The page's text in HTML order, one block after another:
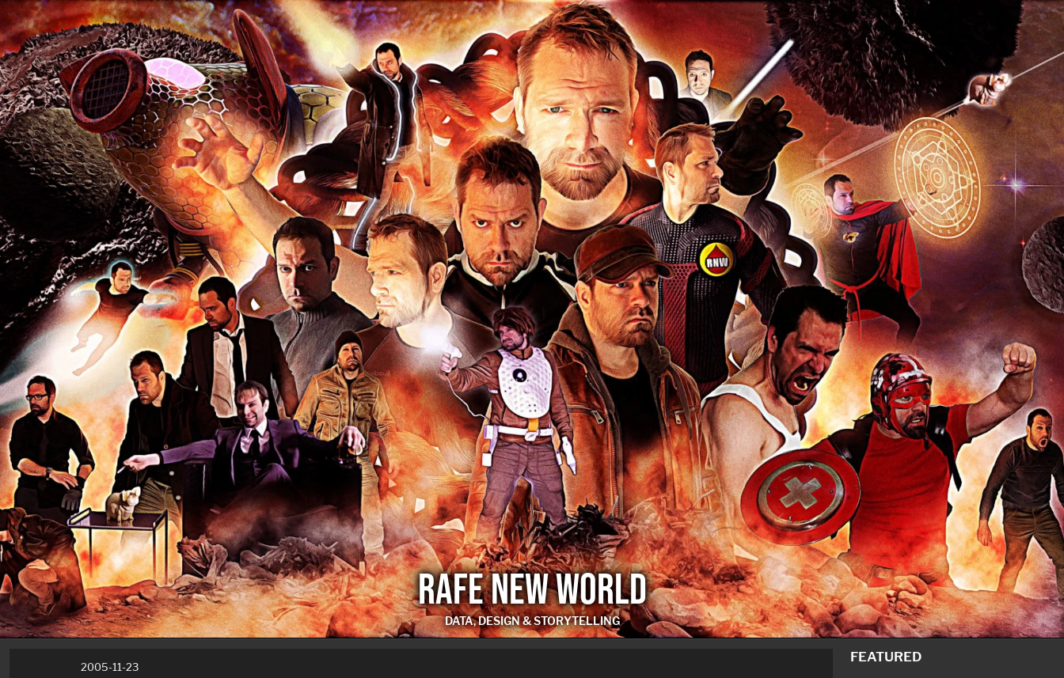
RAFE NEW WORLD
DATA, DESIGN & STORYTELLING
RAFE NEW WORLD
2005-11-23
FEATURED